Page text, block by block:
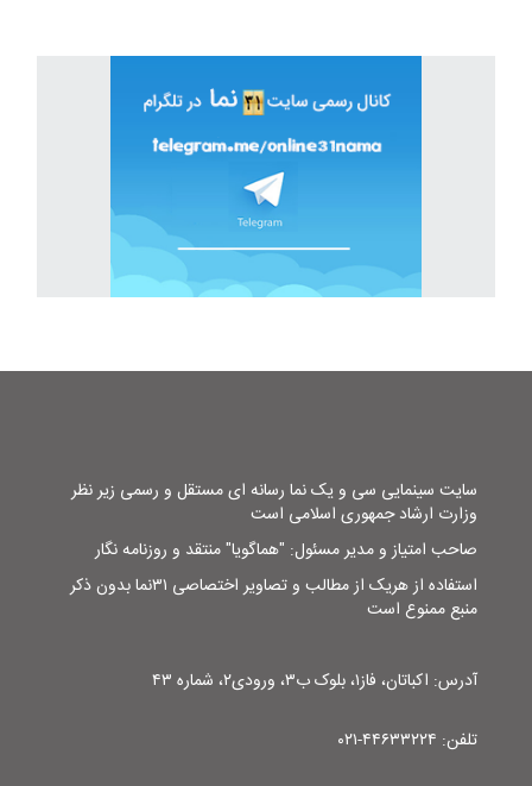
سایت سینمایی سی و یک نما رسانه ای مستقل و رسمی زیر نظر
وزارت ارشاد جمهوری اسلامی است
صاحب امتیاز و مدیر مسئول: "هماگویا" منتقد و روزنامه نگار
استفاده از هریک از مطالب و تصاویر اختصاصی ۳۱نما بدون ذکر
منبع ممنوع است
آدرس: اکباتان، فاز۱، بلوک ب۳، ورودی۲، شماره ۴۳
تلفن: ۴۴۶۳۳۲۲۴-۰۲۱